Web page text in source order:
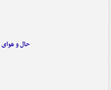
حال و هوای